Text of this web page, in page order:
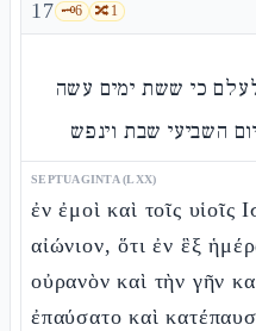
17 🗝️6 🔀1
לעלם כי ששת ימים עשה
השביעי שבת וינפש
SEPTUAGINTA (LXX)
ἐν ἐμοὶ καὶ τοῖς υἱοῖς
αἰώνιον, ὅτι ἐν ἓξ
οὐρανὸν καὶ τὴν γῆν
ἐπαύσατο καὶ